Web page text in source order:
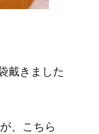
戴きました
、こちら